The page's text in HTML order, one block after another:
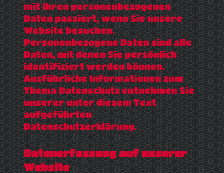
mit Ihren personenbezogenen
Daten passiert, wenn Sie unsere
Website besuchen.
Personenbezogene Daten sind alle
Daten, mit denen Sie persönlich
identifiziert werden können.
Ausführliche Informationen zum
Thema Datenschutz entnehmen Sie
unserer unter diesem Text
aufgeführten
Datenschutzerklärung.
Datenerfassung auf unserer
Website